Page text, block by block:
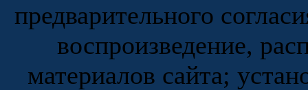
предварительного
воспроизведение,
материалов сайта;